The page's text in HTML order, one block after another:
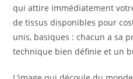
qui attire immédiatement
de tissus disponibles pour
unis, basiques : chacun a sa
technique bien définie et un